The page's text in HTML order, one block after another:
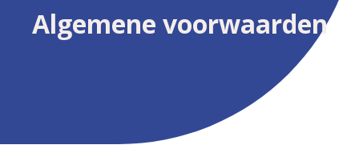
Algemene voorwaarden